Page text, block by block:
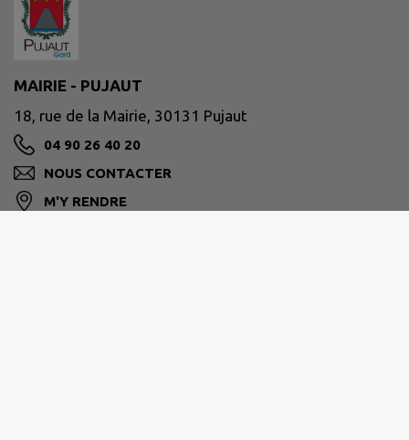
MAIRIE - PUJAUT
18, rue de la Mairie, 30131 Pujaut
04 90 26 40 20
NOUS CONTACTER
M'Y RENDRE